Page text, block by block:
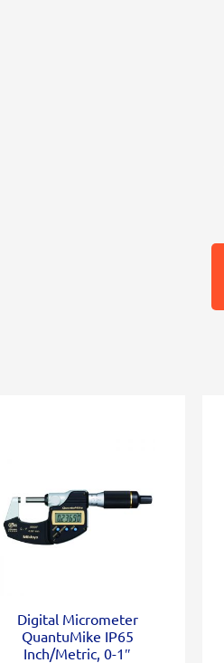
Digital Micrometer
QuantuMike IP65
Inch/Metric, 0-1″